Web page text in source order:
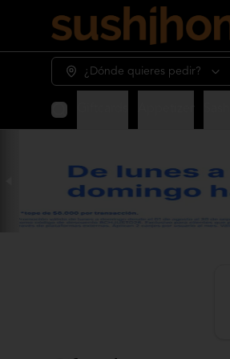
¿Dónde quieres pedir?